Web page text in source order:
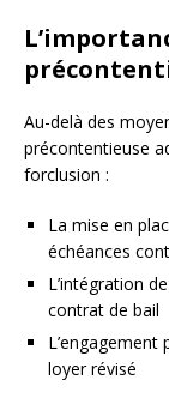
Au-delà des
précontentieuse
forclusion :
La mise en
échéances
L’intégration
contrat de bail
loyer révisé